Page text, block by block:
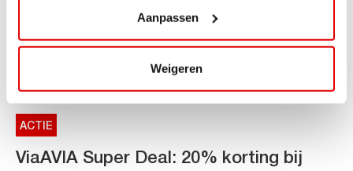
Aanpassen
Weigeren
ACTIE
ViaAVIA Super Deal: 20% korting bij